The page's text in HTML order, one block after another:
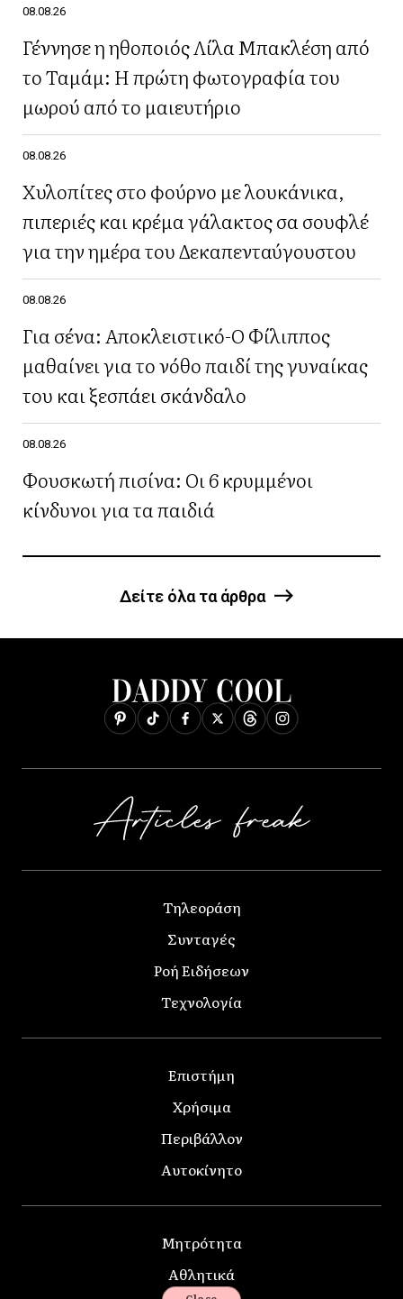
08.08.26
Γέννησε η ηθοποιός Λίλα Μπακλέση από
το Ταμάμ: Η πρώτη φωτογραφία του
μωρού από το μαιευτήριο
08.08.26
Χυλοπίτες στο φούρνο με λουκάνικα,
πιπεριές και κρέμα γάλακτος σα σουφλέ
για την ημέρα του Δεκαπενταύγουστου
08.08.26
Για σένα: Αποκλειστικό-Ο Φίλιππος
μαθαίνει για το νόθο παιδί της γυναίκας
του και ξεσπάει σκάνδαλο
08.08.26
Φουσκωτή πισίνα: Οι 6 κρυμμένοι
κίνδυνοι για τα παιδιά
Δείτε όλα τα άρθρα
Τηλεοράση
Συνταγές
Ροή Ειδήσεων
Τεχνολογία
Επιστήμη
Χρήσιμα
Περιβάλλον
Αυτοκίνητο
Μητρότητα
Αθλητικά